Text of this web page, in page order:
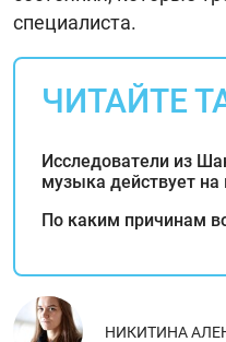
специалиста.
ЧИТАЙТЕ
Исследователи из
музыка действует на
По каким причинам
НИКИТИНА